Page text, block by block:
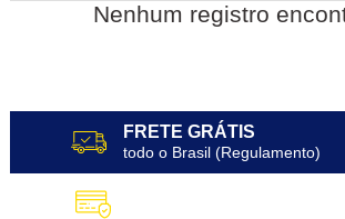
Nenhum registro
FRETE GRÁTIS
todo o Brasil (Regulamento)